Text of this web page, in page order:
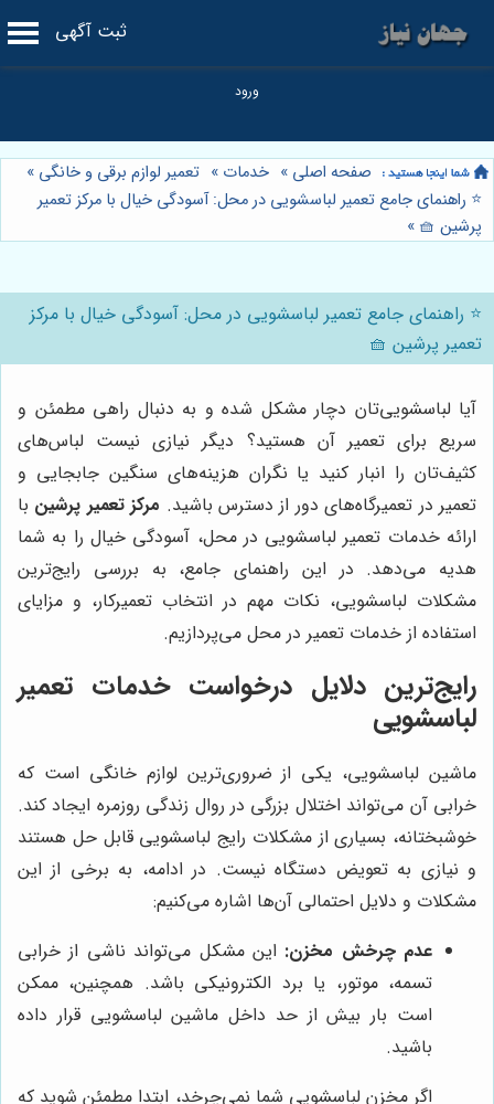
ثبت آگهی
صفحه اصلی » خدمات » تعمیر لوازم برقی و خانگی »
⭐️ راهنمای جامع تعمیر لباسشویی در محل: آسودگی خیال با مرکز تعمیر
پرشین 🧺 »
⭐️ راهنمای جامع تعمیر لباسشویی در محل: آسودگی خیال با مرکز
تعمیر پرشین 🧺
آیا لباسشویی‌تان دچار مشکل شده و به دنبال راهی مطمئن و
سریع برای تعمیر آن هستید؟ دیگر نیازی نیست لباس‌های
کثیف‌تان را انبار کنید یا نگران هزینه‌های سنگین جابجایی و
تعمیر در تعمیرگاه‌های دور از دسترس باشید. مرکز تعمیر پرشین با
ارائه خدمات تعمیر لباسشویی در محل، آسودگی خیال را به شما
هدیه می‌دهد. در این راهنمای جامع، به بررسی رایج‌ترین
مشکلات لباسشویی، نکات مهم در انتخاب تعمیرکار، و مزایای
استفاده از خدمات تعمیر در محل می‌پردازیم.
رایج‌ترین دلایل درخواست خدمات تعمیر
لباسشویی
ماشین لباسشویی، یکی از ضروری‌ترین لوازم خانگی است که
خرابی آن می‌تواند اختلال بزرگی در روال زندگی روزمره ایجاد کند.
خوشبختانه، بسیاری از مشکلات رایج لباسشویی قابل حل هستند
و نیازی به تعویض دستگاه نیست. در ادامه، به برخی از این
مشکلات و دلایل احتمالی آن‌ها اشاره می‌کنیم:
عدم چرخش مخزن: این مشکل می‌تواند ناشی از خرابی
تسمه، موتور، یا برد الکترونیکی باشد. همچنین، ممکن
است بار بیش از حد داخل ماشین لباسشویی قرار داده
باشید.
اگر مخزن لباسشویی شما نمی‌چرخد، ابتدا مطمئن شوید که